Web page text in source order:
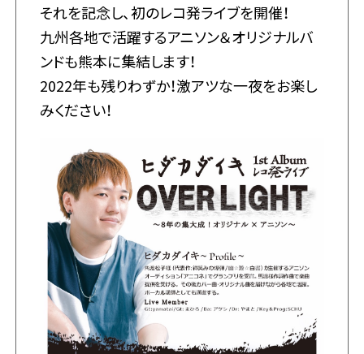
それを記念し、初のレコ発ライブを開催！
九州各地で活躍するアニソン＆オリジナルバ
ンドも熊本に集結します！
2022年も残りわずか！激アツな一夜をお楽し
みください！